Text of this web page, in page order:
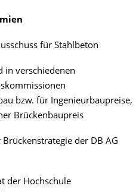
für Stahlbeton
in verschiedenen
bzw. für Ingenieurbaupreise,
Brückenbaupreis
der DB AG
der Hochschule